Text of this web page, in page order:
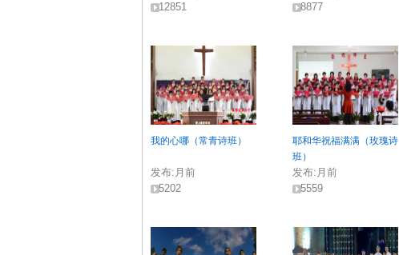
12851
8877
我的心哪（常青诗班）
发布: 月前
5202
耶和华祝福满满（玫瑰诗
班）
发布: 月前
5559